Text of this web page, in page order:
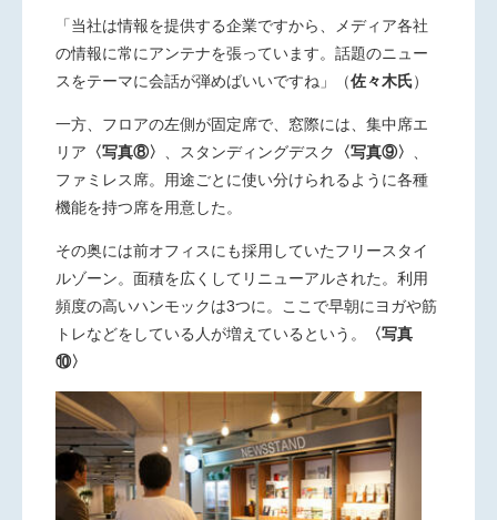
「当社は情報を提供する企業ですから、メディア各社
の情報に常にアンテナを張っています。話題のニュー
スをテーマに会話が弾めばいいですね」（佐々木氏）
一方、フロアの左側が固定席で、窓際には、集中席エ
リア 〈写真⑧〉 、スタンディングデスク 〈写真⑨〉 、
ファミレス席。用途ごとに使い分けられるように各種
機能を持つ席を用意した。
その奥には前オフィスにも採用していたフリースタイ
ルゾーン。面積を広くしてリニューアルされた。利用
頻度の高いハンモックは3つに。ここで早朝にヨガや筋
トレなどをしている人が増えているという。
〈写真
⑩〉